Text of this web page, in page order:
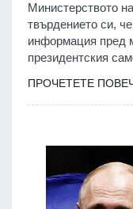
Министерството
твърдението си,
информация пред
президентския
ПРОЧЕТЕТЕ